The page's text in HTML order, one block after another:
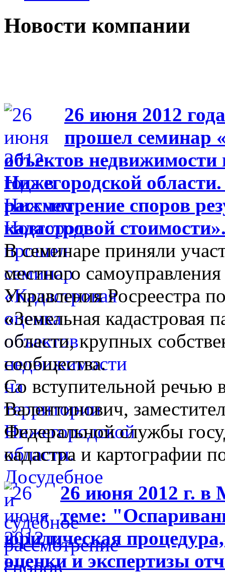
Новости компании
26 июня 2012
прошел семинар
объектов недвижимости
Нижегородской области.
рассмотрение споров
кадастровой
В семинаре приняли
местного
Управления Росреестра
«Земельная кадастровая
области, крупных
сообщества.
Со вступительной речью
Валентинович,
Федеральной службы
кадастра и картографии
26 июня 2012 г. в
теме:
юридическая
оценки и экспертизы